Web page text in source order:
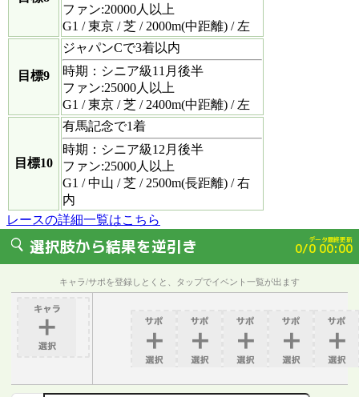
ファン:20000人以上
G1 / 東京 / 芝 / 2000m(中距離) / 左
目標9
ジャパンCで3着以内
時期：シニア級11月後半
ファン:25000人以上
G1 / 東京 / 芝 / 2400m(中距離) / 左
目標10
有馬記念で1着
時期：シニア級12月後半
ファン:25000人以上
G1 / 中山 / 芝 / 2500m(長距離) / 右
内
レースの詳細一覧はこちら
選択肢から結果を逆引き データ最終更新
0/0 00:00
キャラ/サポを登録しとくと、タップでイベント一覧が出ます